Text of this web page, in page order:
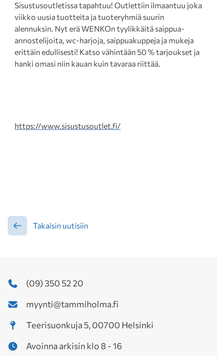
Sisustusoutletissa tapahtuu! Outlettiin ilmaantuu joka
viikko uusia tuotteita ja tuoteryhmiä suurin
alennuksin. Nyt erä WENKOn tyylikkäitä saippua-
annostelijoita, wc-harjoja, saippuakuppeja ja mukeja
erittäin edullisesti! Katso vähintään 50 % tarjoukset ja
hanki omasi niin kauan kuin tavaraa riittää.
https://www.sisustusoutlet.fi/
Takaisin uutisiin
(09) 350 52 20
myynti@tammiholma.fi
Teerisuonkuja 5, 00700 Helsinki
Avoinna arkisin klo 8 - 16